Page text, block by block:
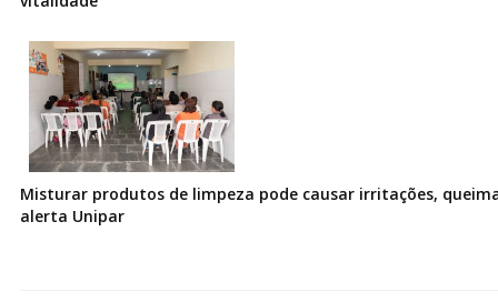
Misturar produtos de limpeza pode causar irritações,
alerta Unipar